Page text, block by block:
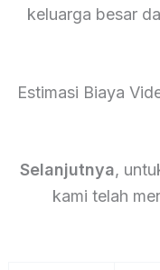
keluarga besar
Estimasi Biaya
Selanjutnya,
kami telah